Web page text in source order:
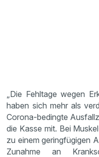
„Die Fehltage wegen
haben sich mehr als
Corona-bedingte
die Kasse mit. Bei
zu einem geringfügigen
Zunahme an